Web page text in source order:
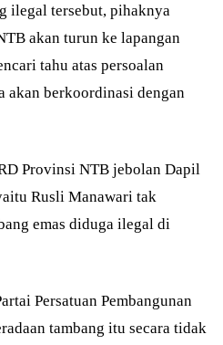
ilegal tersebut, pihaknya
akan turun ke lapangan
tahu atas persoalan
akan berkoordinasi dengan
Provinsi NTB jebolan Dapil
Rusli Manawari tak
emas diduga ilegal di
Persatuan Pembangunan
tambang itu secara tidak